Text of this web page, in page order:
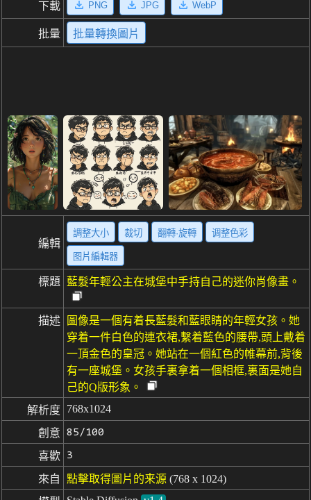
下載 PNG JPG WebP
批量 批量轉換圖片
編輯
調整大小 裁切 翻轉·旋轉 调整色彩
图片編輯器
標題 藍髮年輕公主在城堡中手持自己的迷你肖像畫。
描述
圖像是一個有着長藍髮和藍眼睛的年輕女孩。她
穿着一件白色的連衣裙,繫着藍色的腰帶,頭上戴着
一頂金色的皇冠。她站在一個紅色的帷幕前,背後
有一座城堡。女孩手裏拿着一個相框,裏面是她自
己的Q版形象。
解析度 768x1024
創意 85/100
喜歡 3
來自 點擊取得圖片的来源 (768 x 1024)